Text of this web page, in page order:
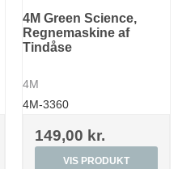
4M Green Science,
Regnemaskine af
Tindåse
4M
4M-3360
149,00 kr.
VIS PRODUKT